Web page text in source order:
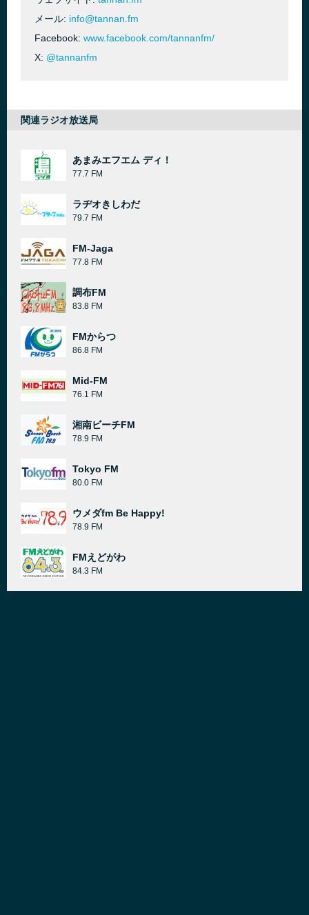
メール: info@tannan.fm
Facebook: www.facebook.com/tannanfm/
X: @tannanfm
関連ラジオ放送局
あまみエフエム ディ！
77.7 FM
ラヂオきしわだ
79.7 FM
FM-Jaga
77.8 FM
調布FM
83.8 FM
FMからつ
86.8 FM
Mid-FM
76.1 FM
湘南ビーチFM
78.9 FM
Tokyo FM
80.0 FM
ウメダfm Be Happy!
78.9 FM
FMえどがわ
84.3 FM